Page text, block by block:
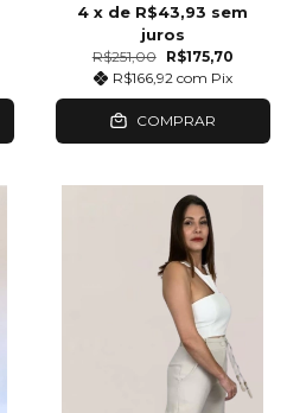
R$251,00
R$175,70
R$166,92 com Pix
4 x de R$43,93 sem
juros
COMPRAR